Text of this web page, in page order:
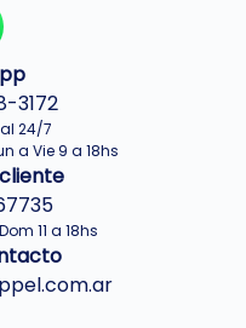
3172
24/7
a Vie 9 a 18hs
11 a 18hs